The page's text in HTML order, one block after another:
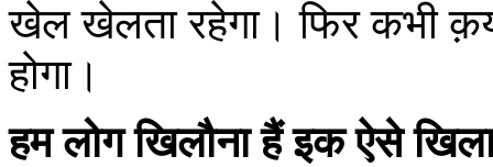
खेल खेलता रहेगा। फिर कभी
होगा।
हम लोग खिलौना हैं इक ऐसे